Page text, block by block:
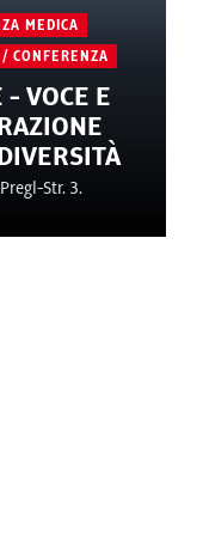
MEDICA
CONFERENZA
- VOCE E
Str. 3.